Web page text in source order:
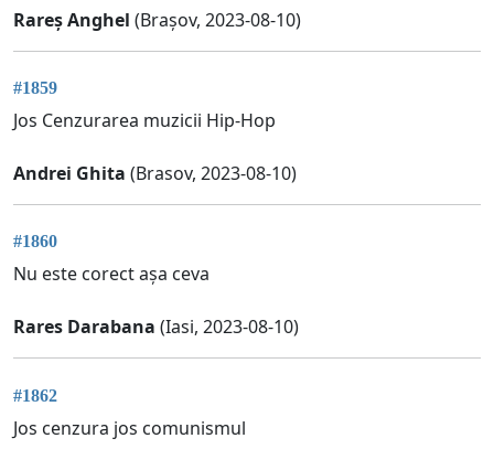
Rareș Anghel (Brașov, 2023-08-10)
#1859
Jos Cenzurarea muzicii Hip-Hop
Andrei Ghita (Brasov, 2023-08-10)
#1860
Nu este corect așa ceva
Rares Darabana (Iasi, 2023-08-10)
#1862
Jos cenzura jos comunismul